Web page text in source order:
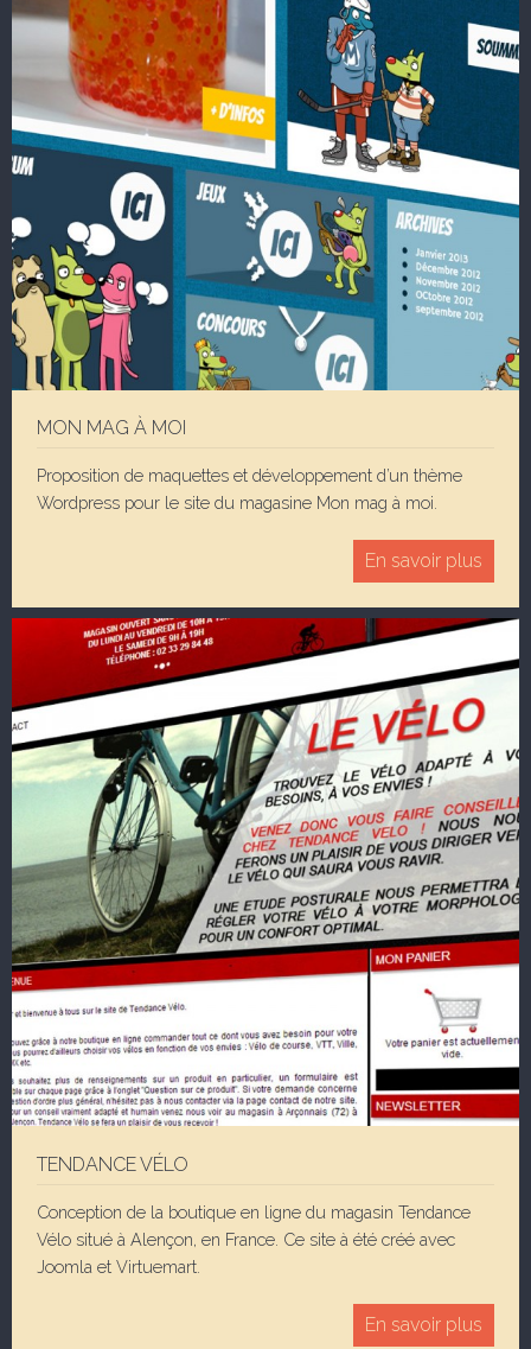
MON MAG À MOI
Proposition de maquettes et développement d’un thème
Wordpress pour le site du magasine Mon mag à moi.
En savoir plus
TENDANCE VÉLO
Conception de la boutique en ligne du magasin Tendance
Vélo situé à Alençon, en France. Ce site à été créé avec
Joomla et Virtuemart.
En savoir plus